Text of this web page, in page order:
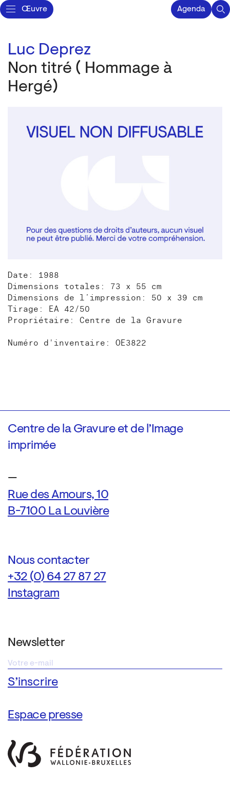
Œuvre Agenda
Luc Deprez
Non titré ( Hommage à
Hergé)
Date: 1988
Dimensions totales: 73 x 55 cm
Dimensions de l’impression: 50 x 39 cm
Tirage: EA 42/50
Propriétaire: Centre de la Gravure
Numéro d'inventaire: OE3822
Centre de la Gravure et de l’Image
imprimée
—
Rue des Amours, 10
B-7100 La Louvière
Nous contacter
+32 (0) 64 27 87 27
Instagram
Newsletter
Espace presse